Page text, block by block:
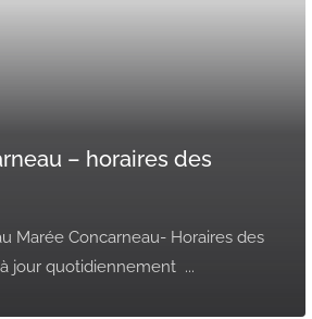
– horaires des
Marée Concarneau- Horaires des
jour quotidiennement ...